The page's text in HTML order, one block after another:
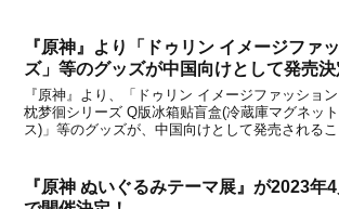
『原神』より「ドゥリン イメージファ
ズ」等のグッズが中国向けとして発売決
『原神』より、「ドゥリン イメージファッショ
枕梦徊シリーズ Q版冰箱贴盲盒(冷蔵庫マグネッ
ス)」等のグッズが、中国向けとして発売される
『原神 ぬいぐるみテーマ展』が2023年